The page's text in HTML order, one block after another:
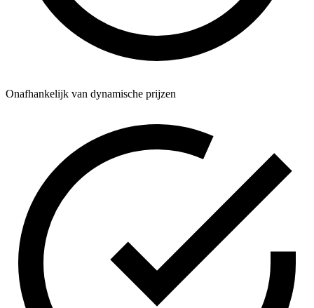
Onafhankelijk van dynamische prijzen